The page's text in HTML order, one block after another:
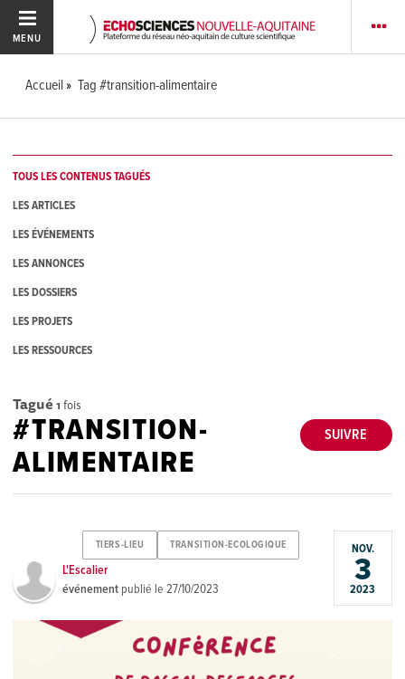
MENU
Accueil Tag #transition-alimentaire
TOUS LES CONTENUS TAGUÉS
LES ARTICLES
LES ÉVÉNEMENTS
LES ANNONCES
LES DOSSIERS
LES PROJETS
LES RESSOURCES
Tagué 1 fois
SUIVRE
#TRANSITION-
ALIMENTAIRE
TIERS-LIEU TRANSITION-ECOLOGIQUE
L'Escalier
événement publié le27/10/2023
NOV.
3
2023